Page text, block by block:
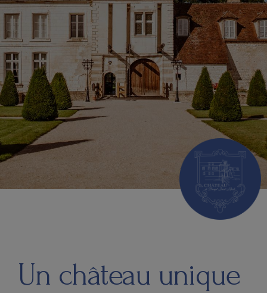
Un château unique